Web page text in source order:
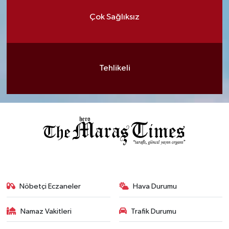
Çok Sağlıksız
Tehlikeli
Nöbetçi Eczaneler Hava Durumu
Namaz Vakitleri Trafik Durumu